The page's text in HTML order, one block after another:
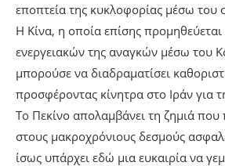
εποπτεία της κυκλοφορίας μέσω του
Η Κίνα, η οποία επίσης
ενεργειακών της αναγκών μέσω του
μπορούσε να διαδραματίσει
προσφέροντας κίνητρα στο Ιράν για
Το Πεκίνο απολαμβάνει τη ζημιά
στους μακροχρόνιους δεσμούς
ίσως υπάρχει εδώ μια ευκαιρία να